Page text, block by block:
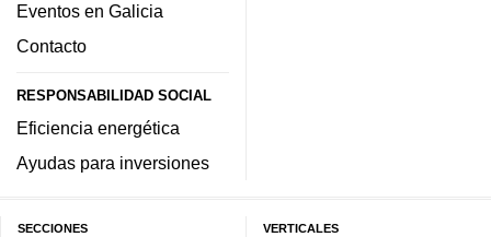
Eventos en Galicia
Contacto
RESPONSABILIDAD SOCIAL
Eficiencia energética
Ayudas para inversiones
SECCIONES VERTICALES